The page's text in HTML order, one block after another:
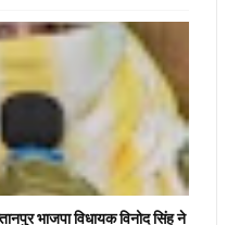
भाजपा विधायक विनोद सिंह ने